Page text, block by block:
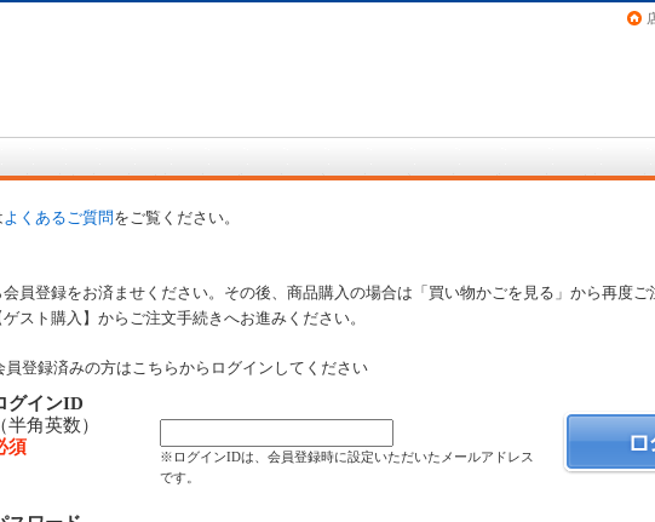
よくあるご質問をご覧ください。
員登録をお済ませください。その後、商品購入の場合は「買い物かごを見る」から再度ご
スト購入】からご注文手続きへお進みください。
員登録済みの方はこちらからログインしてください
グインID
（半角英数）
須
※ログインIDは、会員登録時に設定いただいたメールアドレス
です。